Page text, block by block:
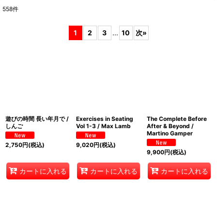
558件
1 2 3 ... 10 次»
遊びの時間 長い年月で /
しんご
2,750円(税込)
カートに入れる
Exercises in Seating
Vol 1-3 / Max Lamb
9,020円(税込)
カートに入れる
The Complete Before
After & Beyond /
Martino Gamper
9,900円(税込)
カートに入れる